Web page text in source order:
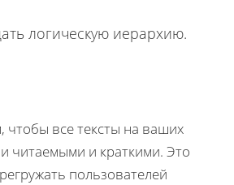
логическую иерархию.
чтобы все тексты на ваших
читаемыми и краткими. Это
пользователей